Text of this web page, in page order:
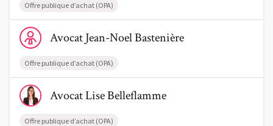
Qui sommes-nous
Une start-up 100% indépendante
Offre publique d’achat (OPA)
Voir le profil de AvocatJean-Noel Bastenière
AvocatJean-NoelBastenière
Offre publique d’achat (OPA)
Voir le profil de AvocatLise Belleflamme
AvocatLiseBelleflamme
Offre publique d’achat (OPA)